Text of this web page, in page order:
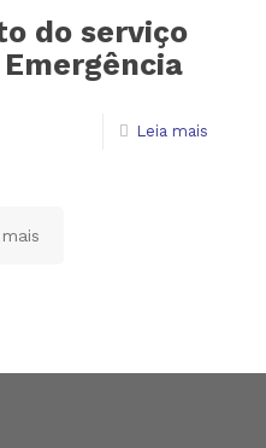
do serviço
Leia mais